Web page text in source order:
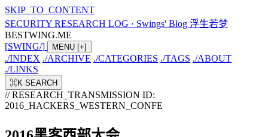
SKIP_TO_CONTENT
SECURITY RESEARCH LOG · Swings' Blog 浮生若梦
BESTWING.ME
[SWING/] MENU [+]
./INDEX ./ARCHIVE ./CATEGORIES ./TAGS ./ABOUT
./LINKS
⌘K SEARCH
// RESEARCH_TRANSMISSION ID:
2016_HACKERS_WESTERN_CONFE